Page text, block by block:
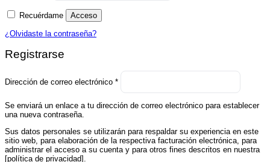
Recuérdame Acceso
¿Olvidaste la contraseña?
Registrarse
Dirección de correo electrónico *
Obligatorio
Se enviará un enlace a tu dirección de correo electrónico para establecer
una nueva contraseña.
Sus datos personales se utilizarán para respaldar su experiencia en este
sitio web, para elaboración de la respectiva facturación electrónica, para
administrar el acceso a su cuenta y para otros fines descritos en nuestra
[política de privacidad].